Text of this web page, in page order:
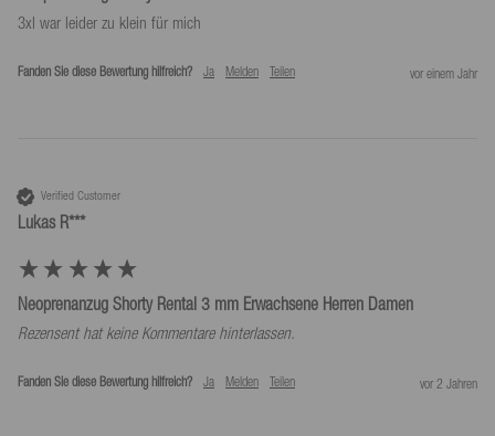
3xl war leider zu klein für mich
Fanden Sie diese Bewertung hilfreich? Ja Melden Teilen vor einem Jahr
Verified Customer
Lukas R***
Neoprenanzug Shorty Rental 3 mm Erwachsene Herren Damen
Rezensent hat keine Kommentare hinterlassen.
Fanden Sie diese Bewertung hilfreich? Ja Melden Teilen vor 2 Jahren